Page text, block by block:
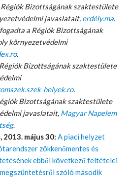
Bizottságának szaktestülete
javaslatait, erdély.ma.
Bizottságának
környezetvédelmi
.
Bizottságának szaktestülete
helyek.ro.
Bizottságának szaktestülete
javaslatait, Magyar Napelem
.
2013. május 30: A piaci helyzet
zökkenőmentes és
ebből következő feltételei
szóló második